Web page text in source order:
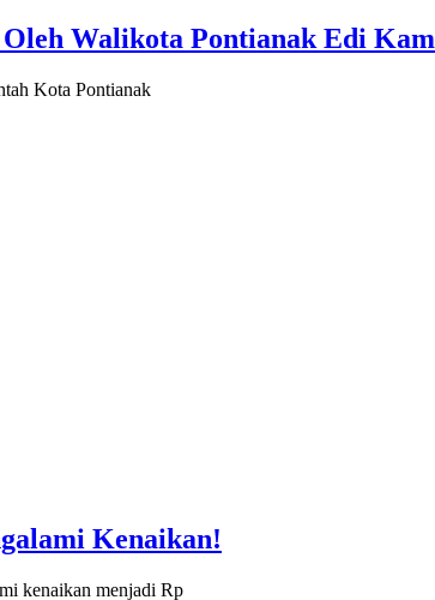
Walikota Pontianak Edi
Kota Pontianak
Kenaikan!
kenaikan menjadi Rp